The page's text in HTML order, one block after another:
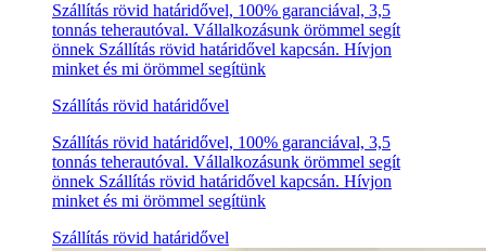
Szállítás rövid határidővel, 100% garanciával, 3,5
tonnás teherautóval. Vállalkozásunk örömmel segít
önnek Szállítás rövid határidővel kapcsán. Hívjon
minket és mi örömmel segítünk
Szállítás rövid határidővel
Szállítás rövid határidővel, 100% garanciával, 3,5
tonnás teherautóval. Vállalkozásunk örömmel segít
önnek Szállítás rövid határidővel kapcsán. Hívjon
minket és mi örömmel segítünk
Szállítás rövid határidővel